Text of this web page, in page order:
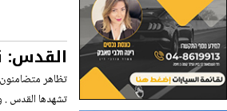
القدس:
جراح
تظاهر
تشهدها القدس .